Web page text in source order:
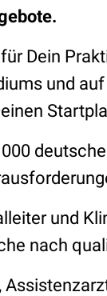
Dein
und
und
nach